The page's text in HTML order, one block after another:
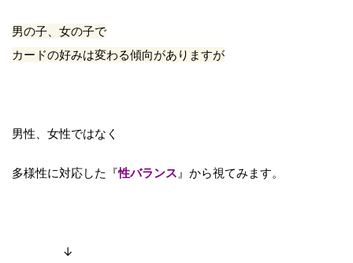
男の子、女の子で
カードの好みは変わる傾向がありますが
男性、女性ではなく
多様性に対応した『性バランス』から視てみます。
↓